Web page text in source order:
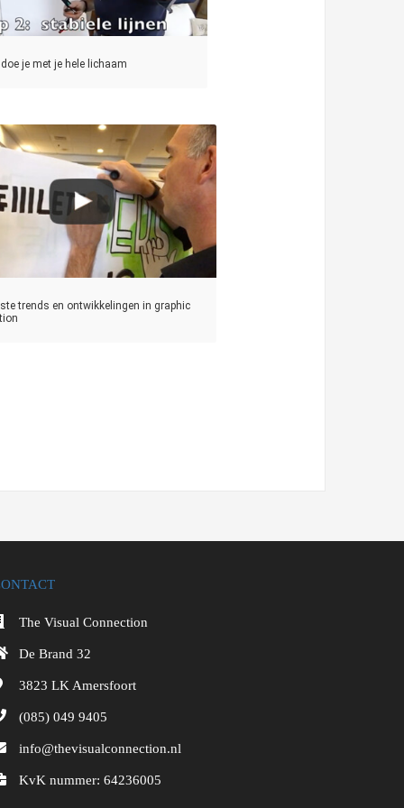
je met je hele lichaam
trends en ontwikkelingen in graphic
The Visual Connection
De Brand 32
3823 LK Amersfoort
(085) 049 9405
info@thevisualconnection.nl
KvK nummer: 64236005